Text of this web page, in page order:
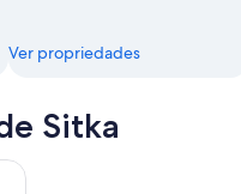
Ver propriedades
Sitka